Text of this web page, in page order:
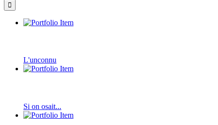
L'unconnu
Si on osait...